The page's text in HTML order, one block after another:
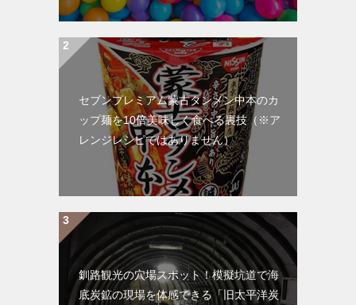
セブンプレミアム蒙古タンメン中本のカ
ップ麺を10倍美味しく食べる裏技（※ア
レンジレシピではありません）
釧路観光の穴場スポット！模擬坑道で海
底炭鉱の現場を体感できる「旧太平洋炭